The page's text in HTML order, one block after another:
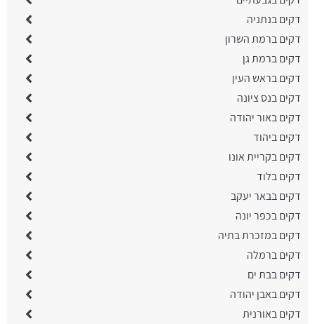
דקים בנתניה
דקים ברמת השרון
דקים ברמת גן
דקים בראש העין
דקים בנס ציונה
דקים באור יהודה
דקים ביהוד
דקים בקריית אונו
דקים בלוד
דקים בבאר יעקב
דקים בכפר יונה
דקים במזכרת בתיה
דקים ברמלה
דקים בבת ים
דקים באבן יהודה
דקים באורנית